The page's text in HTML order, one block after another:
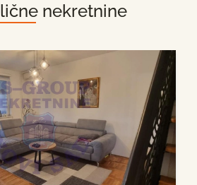
nekretnine